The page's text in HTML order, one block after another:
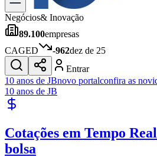
Dia a Dia & Lazer
Gastronomia
Cinema & Shows
JogosNovo
Para Sua Empresa
Publicidade Legal
Política
Negócios& Inovação
89.100empresas
CAGED
-962dez de 25
Entrar
10 anos de JBnovo portalconfira as
10 anos de JB
Cotações em Tempo Real
bolsa